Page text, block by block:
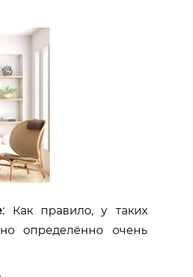
Как правило, у таких
определённо очень